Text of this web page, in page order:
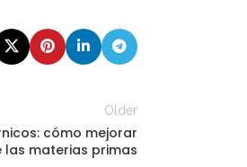
Older
cómo mejorar
materias primas